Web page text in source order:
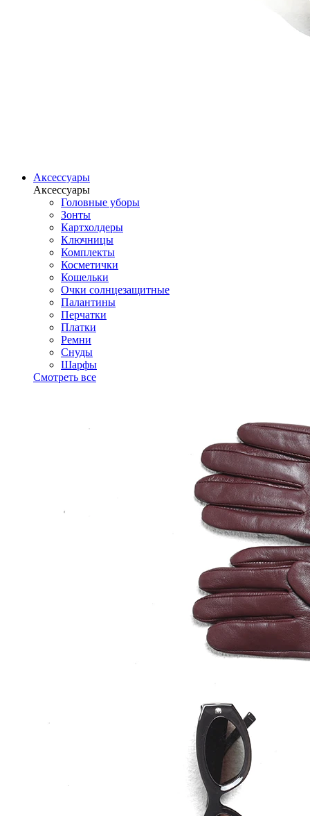
Аксессуары
Аксессуары
Головные уборы
Зонты
Картхолдеры
Ключницы
Комплекты
Косметички
Кошельки
Очки солнцезащитные
Палантины
Перчатки
Платки
Ремни
Снуды
Шарфы
Смотреть все